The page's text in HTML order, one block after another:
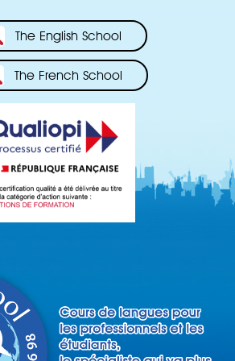
The English School
The French School